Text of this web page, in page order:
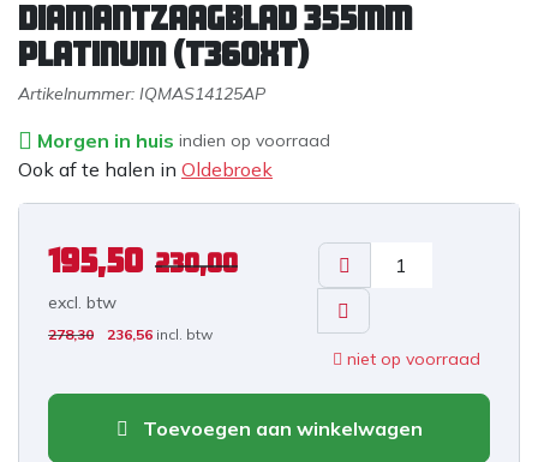
Diamantzaagblad 355mm
Platinum (T360XT)
Artikelnummer: IQMAS14125AP
Morgen in huis indien op voorraad
Ook af te halen in Oldebroek
195,50 230,00
excl. btw
278,30 236,56 incl. btw
niet op voorraad
Toevoegen aan winkelwagen